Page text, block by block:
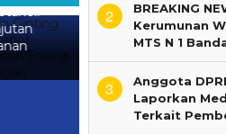
Gelar
2026,
Anggota DPRD
Laporkan Media
Polda Terkait
MBG
2
BREAKING
Kerumunan
MTS N 1
3
Anggota
Laporkan
Terkait